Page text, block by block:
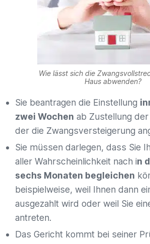
Wie lässt sich die
Haus abwenden?
Sie beantragen die Einstellung
zwei Wochen ab Zustellung
der die Zwangsversteigerung
Sie müssen darlegen, dass Sie
aller Wahrscheinlichkeit nach in
sechs Monaten begleichen
beispielweise, weil Ihnen dann
ausgezahlt wird oder weil Sie
antreten.
Das Gericht kommt bei seiner